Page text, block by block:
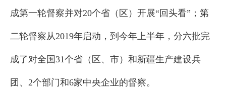
成第一轮督察并对20个省（区）开展“回头看”；第
二轮督察从2019年启动，到今年上半年，分六批完
成了对全国31个省（区、市）和新疆生产建设兵
团、2个部门和6家中央企业的督察。